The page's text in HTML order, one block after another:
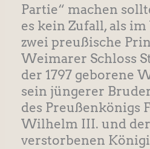
Partie“ machen
es kein Zufall, als
zwei preußische
Weimarer Schloss
der 1797 geborene
sein jüngerer
des Preußenkönigs
Wilhelm III. und
verstorbenen